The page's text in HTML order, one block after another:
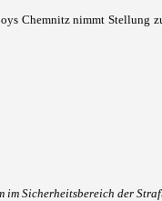
Chemnitz nimmt Stellung
im Sicherheitsbereich der